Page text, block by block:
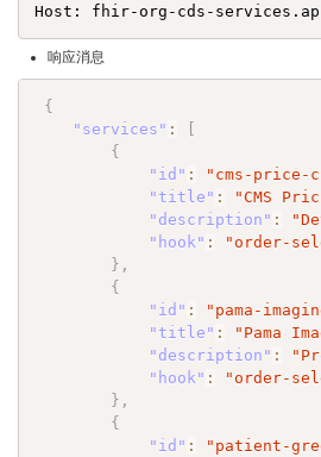
响应消息
{
"services" :
{
"id" : "cms-price-
"title" : "CMS
"description" :
"hook" :
"order-
} ,
{
"id" : "pama-
"title" :
"Pama
"description" :
"hook" :
"order-
} ,
{
"id" : "patient-